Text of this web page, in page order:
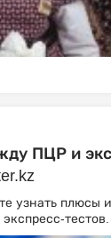
ПЦР и
узнать плюсы
тестов.